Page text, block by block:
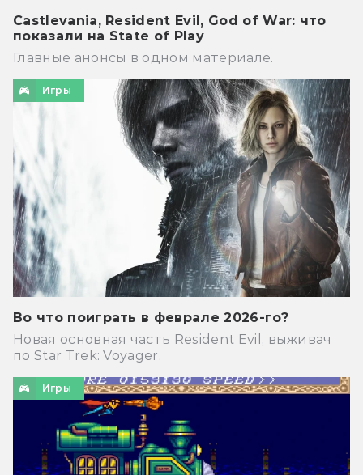
Castlevania, Resident Evil, God of War: что
показали на State of Play
Главные анонсы в одном материале.
Игры
Во что поиграть в феврале 2026-го?
Новая основная часть Resident Evil, выживач
по Star Trek: Voyager.
Игры